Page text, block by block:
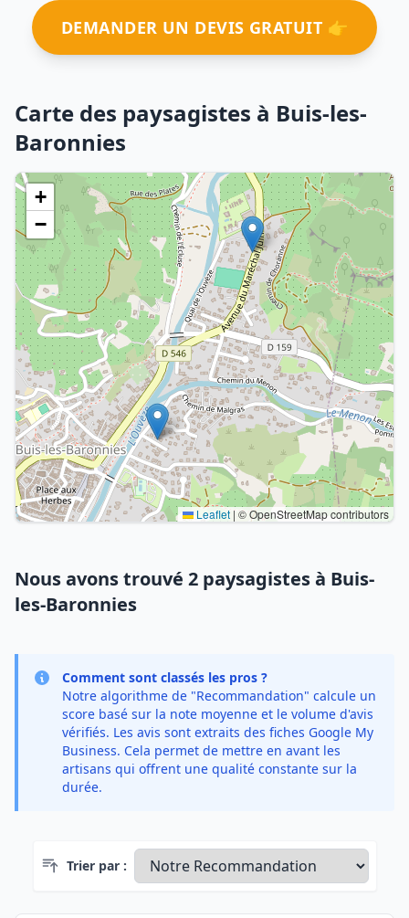
DEMANDER UN DEVIS GRATUIT 👉
Carte des paysagistes à Buis-les-
Baronnies
+
−
Leaflet | © OpenStreetMap contributors
Nous avons trouvé 2 paysagistes à Buis-
les-Baronnies
Comment sont classés les pros ?
Notre algorithme de "Recommandation" calcule un
score basé sur la note moyenne et le volume d'avis
vérifiés. Les avis sont extraits des fiches Google My
Business. Cela permet de mettre en avant les
artisans qui offrent une qualité constante sur la
durée.
Trier par :